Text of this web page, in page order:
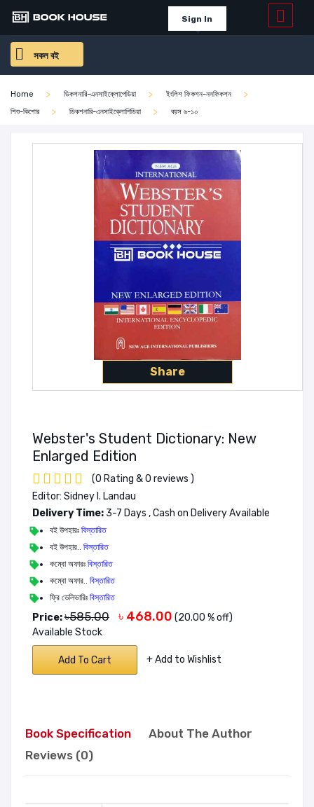
Sign In
সকল বই
Home ডিকশনারি-এনসাইক্লোপেডিয়া
ইংলিশ ফিকশন-ননফিকশন
শিশু-কিশোর
ডিকশনারি-এনসাইক্লোপিডিয়া বয়স ৬-১০
Share
Webster's Student Dictionary: New
Enlarged Edition
(0 Rating & 0 reviews )
Editor: Sidney I. Landau
Delivery Time: 3-7 Days , Cash on Delivery Available
বই উপহারঃ বিস্তারিত
বই উপহার.. বিস্তারিত
কম্বো অফারঃ বিস্তারিত
কম্বো অফার.. বিস্তারিত
ফ্রি ডেলিভারিঃ বিস্তারিত
Price:৳585.00 ৳ 468.00 (20.00 % off)
Available Stock
Add To Cart + Add to Wishlist
Book Specification
About The Author
Reviews (0)